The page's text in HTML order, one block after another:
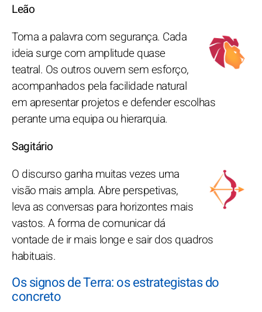
Leão
Toma a palavra com segurança. Cada
ideia surge com amplitude quase
teatral. Os outros ouvem sem esforço,
acompanhados pela facilidade natural
em apresentar projetos e defender escolhas
perante uma equipa ou hierarquia.
Sagitário
O discurso ganha muitas vezes uma
visão mais ampla. Abre perspetivas,
leva as conversas para horizontes mais
vastos. A forma de comunicar dá
vontade de ir mais longe e sair dos quadros
habituais.
Os signos de Terra: os estrategistas do
concreto